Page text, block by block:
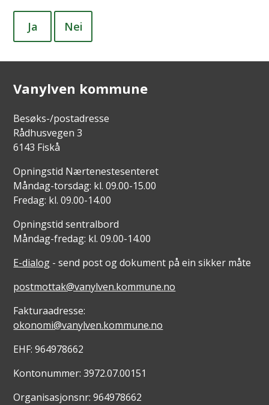
Ja Nei
Vanylven kommune
Besøks-/postadresse
Rådhusvegen 3
6143 Fiskå
Opningstid Nærtenestesenteret
Måndag-torsdag: kl. 09.00-15.00
Fredag: kl. 09.00-14.00
Opningstid sentralbord
Måndag-fredag: kl. 09.00-14.00
E-dialog - send post og dokument på ein sikker måte
postmottak@vanylven.kommune.no
Fakturaadresse:
okonomi@vanylven.kommune.no
EHF: 964978662
Kontonummer: 3972.07.00151
Organisasjonsnr: 964978662